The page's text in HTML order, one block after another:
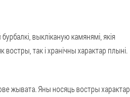
выкліканую камянямі, якія
так і хранічны характар плыні.
жывата. Яны носяць востры характар,